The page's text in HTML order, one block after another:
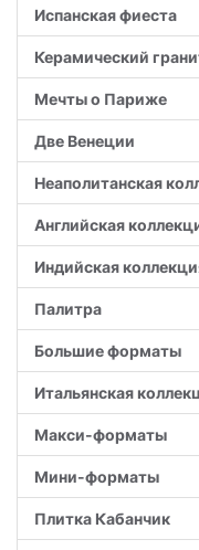
Испанская фиеста
Керамический
Мечты о Париже
Две Венеции
Неаполитанская
Английская
Индийская
Палитра
Большие форматы
Итальянская
Макси-форматы
Мини-форматы
Плитка Кабанчик